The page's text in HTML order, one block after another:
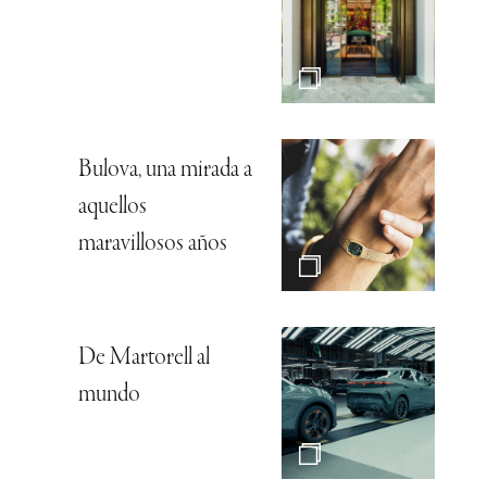
Bulova, una mirada a
aquellos
maravillosos años
De Martorell al
mundo